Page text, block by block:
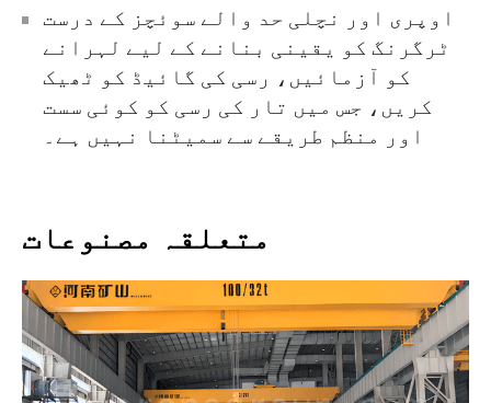
اوپری اور نچلی حد والے سوئچز کے درست
ٹرگرنگ کو یقینی بنانے کے لیے لہرانے
کو آزمائیں، رسی کی گائیڈ کو ٹھیک
کریں، جس میں تار کی رسی کو کوئی سست
اور منظم طریقے سے سمیٹنا نہیں ہے۔
متعلقہ مصنوعات